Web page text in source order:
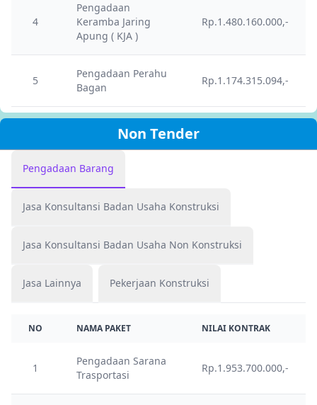
4
Pengadaan
Keramba Jaring
Apung ( KJA )
Rp.1.480.160.000,-
5
Pengadaan Perahu
Bagan
Rp.1.174.315.094,-
Non Tender
Pengadaan Barang
Jasa Konsultansi Badan Usaha Konstruksi
Jasa Konsultansi Badan Usaha Non Konstruksi
Jasa Lainnya Pekerjaan Konstruksi
NO NAMA PAKET NILAI KONTRAK
1
Pengadaan Sarana
Trasportasi
Rp.1.953.700.000,-